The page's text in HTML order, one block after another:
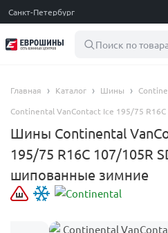
Санкт-Петербург
Поиск по
Главная Каталог Шины
Continental VanContact Ice 195/75 R16C
Шины Continental
195/75 R16C 107/105R
шипованные зимние